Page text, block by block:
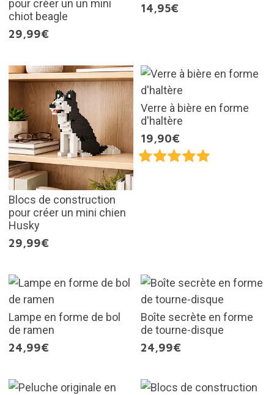
pour créer un un mini
chiot beagle
29,99€
14,95€
Blocs de construction
pour créer un mini chien
Husky
29,99€
Verre à bière en forme
d'haltère
19,90€
Lampe en forme de bol
de ramen
24,99€
Boîte secrète en forme
de tourne-disque
24,99€